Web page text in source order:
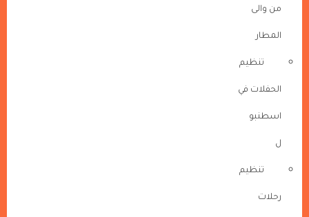
من والى
المطار
تنظيم
الحفلات في
اسطنبو
ل
تنظيم
رحلات